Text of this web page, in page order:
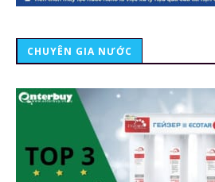
CHUYÊN GIA NƯỚC